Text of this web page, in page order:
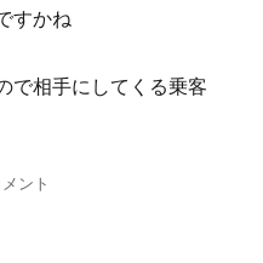
すかね
で相手にしてくる乗客
メント